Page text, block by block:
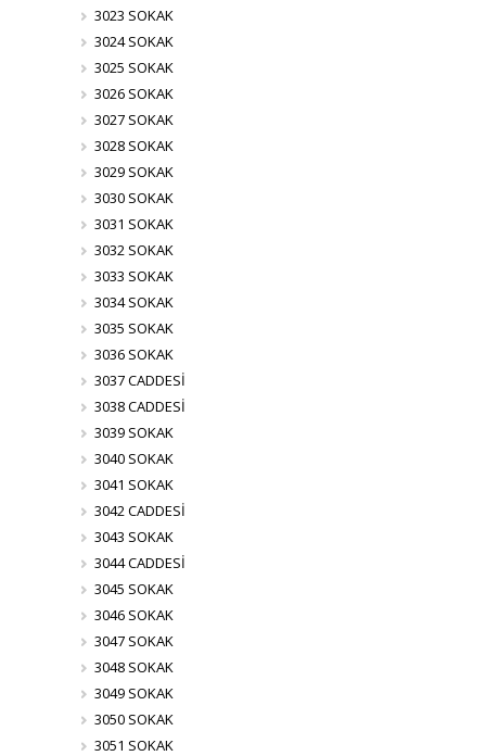
3023 SOKAK
3024 SOKAK
3025 SOKAK
3026 SOKAK
3027 SOKAK
3028 SOKAK
3029 SOKAK
3030 SOKAK
3031 SOKAK
3032 SOKAK
3033 SOKAK
3034 SOKAK
3035 SOKAK
3036 SOKAK
3037 CADDESİ
3038 CADDESİ
3039 SOKAK
3040 SOKAK
3041 SOKAK
3042 CADDESİ
3043 SOKAK
3044 CADDESİ
3045 SOKAK
3046 SOKAK
3047 SOKAK
3048 SOKAK
3049 SOKAK
3050 SOKAK
3051 SOKAK